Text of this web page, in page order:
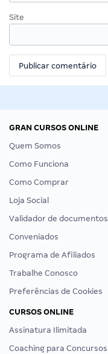
Site
GRAN CURSOS ONLINE
Quem Somos
Como Funciona
Como Comprar
Loja Social
Validador de documentos
Conveniados
Programa de Afiliados
Trabalhe Conosco
Preferências de Cookies
CURSOS ONLINE
Assinatura Ilimitada
Coaching para Concursos